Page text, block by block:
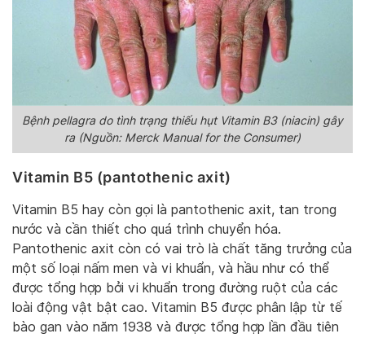
Bệnh pellagra do tình trạng thiếu hụt Vitamin B3 (niacin) gây
ra (Nguồn: Merck Manual for the Consumer)
Vitamin B5 (pantothenic axit)
Vitamin B5 hay còn gọi là pantothenic axit, tan trong
nước và cần thiết cho quá trình chuyển hóa.
Pantothenic axit còn có vai trò là chất tăng trưởng của
một số loại nấm men và vi khuẩn, và hầu như có thể
được tổng hợp bởi vi khuẩn trong đường ruột của các
loài động vật bật cao. Vitamin B5 được phân lập từ tế
bào gan vào năm 1938 và được tổng hợp lần đầu tiên